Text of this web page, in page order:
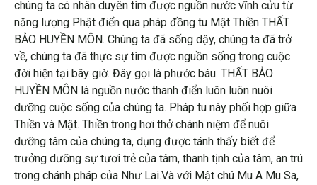
chúng ta có nhân duyên tìm được nguồn nước vĩnh cửu từ
năng lượng Phật điển qua pháp đồng tu Mật Thiền THẤT
BẢO HUYỀN MÔN. Chúng ta đã sống dậy, chúng ta đã trở
về, chúng ta đã thực sự tìm được nguồn sống trong cuộc
đời hiện tại bây giờ. Đây gọi là phước báu. THẤT BẢO
HUYỀN MÔN là nguồn nước thanh điển luôn luôn nuôi
dưỡng cuộc sống của chúng ta. Pháp tu này phối hợp giữa
Thiền và Mật. Thiền trong hơi thở chánh niệm để nuôi
dưỡng tâm của chúng ta, dụng được tánh thấy biết để
trưởng dưỡng sự tươi trẻ của tâm, thanh tịnh của tâm, an trú
trong chánh pháp của Như Lai.Và với Mật chú Mu A Mu Sa,